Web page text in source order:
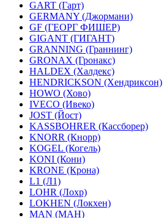
GART (Гарт)
GERMANY (Джормани)
GF (ГЕОРГ ФИШЕР)
GIGANT (ГИГАНТ)
GRANNING (Граннинг)
GRONAX (Гронакс)
HALDEX (Халдекс)
HENDRICKSON (Хендриксон)
HOWO (Хово)
IVECO (Ивеко)
JOST (Йост)
KASSBOHRER (Касcборер)
KNORR (Кнорр)
KOGEL (Когель)
KONI (Кони)
KRONE (Крона)
L1 (Л1)
LOHR (Лохр)
LOKHEN (Локхен)
MAN (МАН)